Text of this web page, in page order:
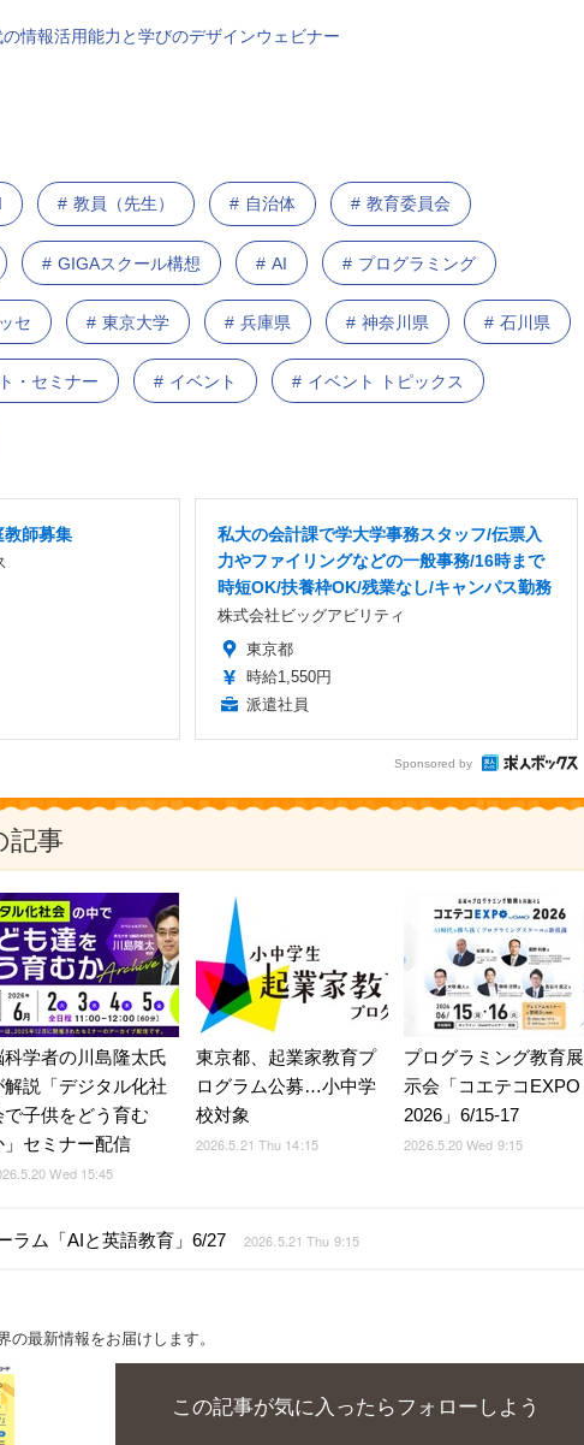
情報活用能力と学びのデザインウェビナー
教員（先生） 自治体 教育委員会
GIGAスクール構想 AI プログラミング
セ 東京大学 兵庫県 神奈川県 石川県
・セミナー イベント イベント トピックス
教師募集
私大の会計課で学大学事務スタッフ/伝票入
力やファイリングなどの一般事務/16時まで
時短OK/扶養枠OK/残業なし/キャンパス勤務
株式会社ビッグアビリティ
東京都
時給1,550円
派遣社員
Sponsored by
記事
科学者の川島隆太氏
解説「デジタル化社
で子供をどう育む
」セミナー配信
Wed 15:45
東京都、起業家教育プ
ログラム公募…小中学
校対象
2026.5.21 Thu 14:15
プログラミング教育展
示会「コエテコEXPO
2026」6/15-17
2026.5.20 Wed 9:15
ラム「AIと英語教育」6/27 2026.5.21 Thu 9:15
の最新情報をお届けします。
この記事が気に入ったらフォローしよう